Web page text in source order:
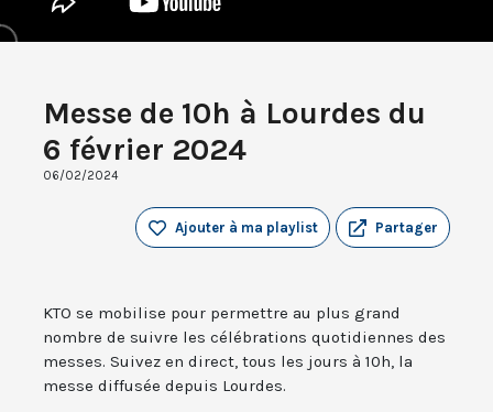
Messe de 10h à Lourdes du
6 février 2024
06/02/2024
Partager
Ajouter à ma playlist
KTO se mobilise pour permettre au plus grand
nombre de suivre les célébrations quotidiennes des
messes. Suivez en direct, tous les jours à 10h, la
messe diffusée depuis Lourdes.